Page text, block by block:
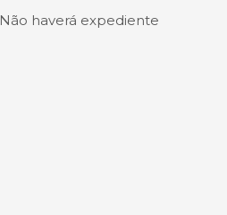
Não haverá expediente